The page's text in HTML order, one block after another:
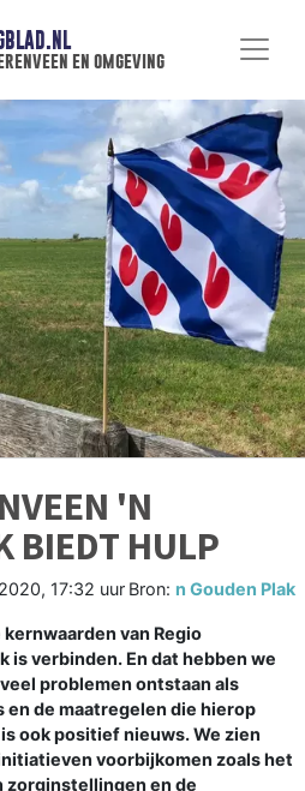
en omgeving
'N
BIEDT HULP
17:32 uur Bron: n Gouden Plak
kernwaarden van Regio
is verbinden. En dat hebben we
problemen ontstaan als
en de maatregelen die hierop
ook positief nieuws. We zien
voorbijkomen zoals het
zorginstellingen en de